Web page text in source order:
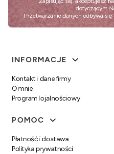
dotyczącym
Przetwarzanie danych odbywa się
Linki w stopce
INFORMACJE
Kontakt i dane firmy
O mnie
Program lojalnościowy
POMOC
Płatność i dostawa
Polityka prywatności